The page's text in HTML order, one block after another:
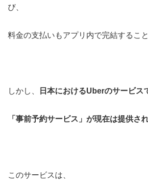
び、
料金の支払いもアプリ内で完結するこ
しかし、 日本におけるUberのサービス
「事前予約サービス」が現在は提供さ
このサービスは、